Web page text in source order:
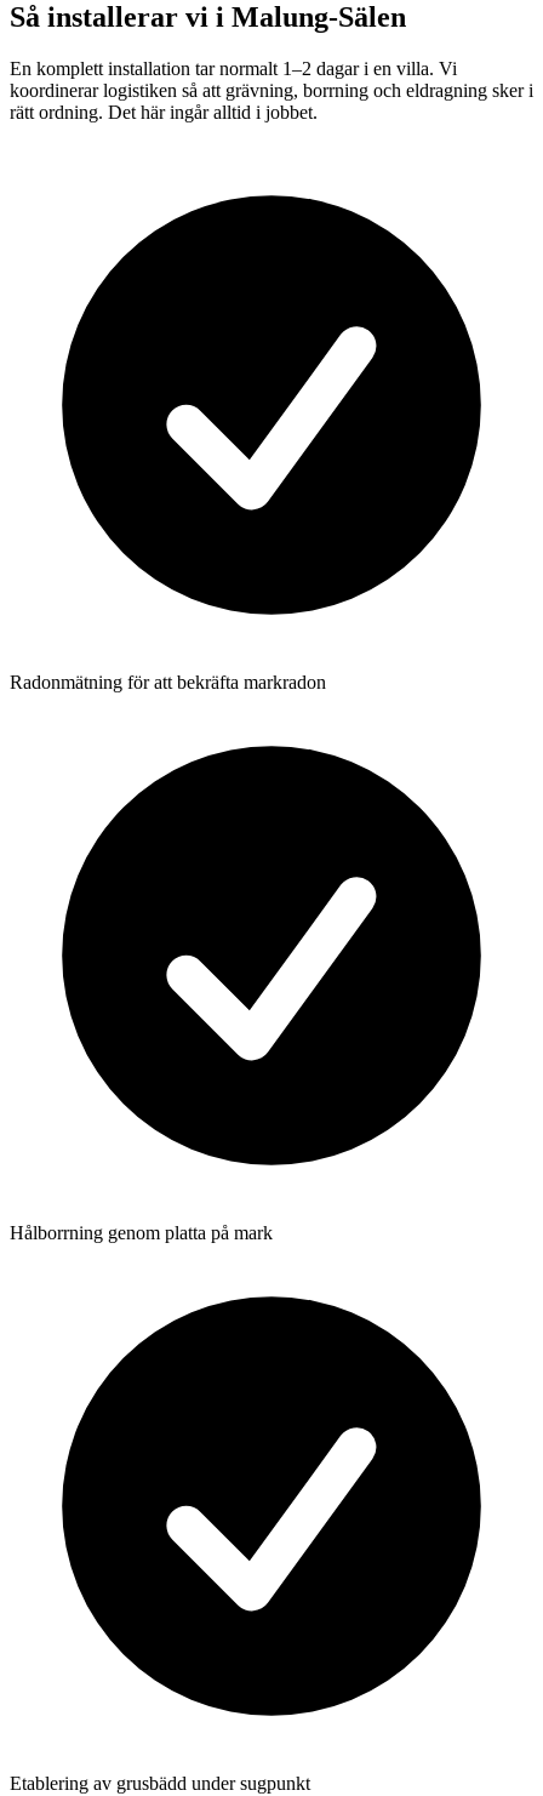
Så installerar vi i Malung-Sälen
En komplett installation tar normalt 1–2 dagar i en villa. Vi
koordinerar logistiken så att grävning, borrning och eldragning sker i
rätt ordning. Det här ingår alltid i jobbet.
Radonmätning för att bekräfta markradon
Hålborrning genom platta på mark
Etablering av grusbädd under sugpunkt